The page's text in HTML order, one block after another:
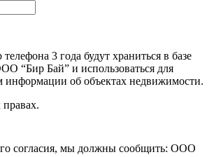
3 года будут храниться в базе
“Бир Бай” и использоваться для
информации об объектах недвижимости.
согласия, мы должны сообщить: ООО